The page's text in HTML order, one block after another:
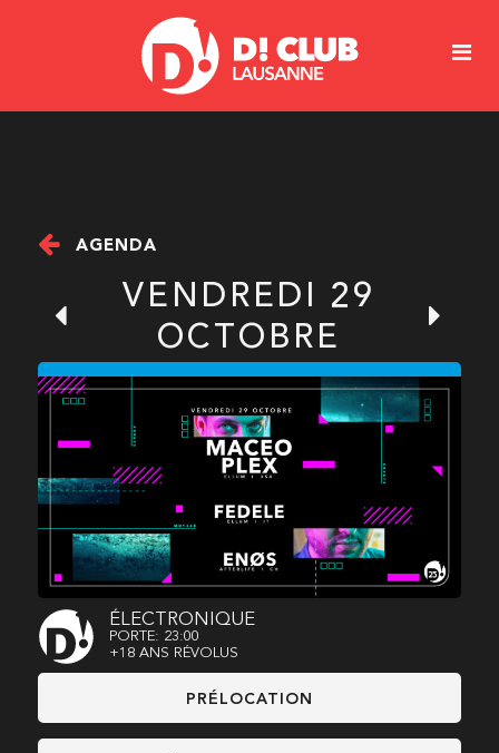
AGENDA
VENDREDI 29
OCTOBRE
ÉLECTRONIQUE
PORTE: 23:00
+18 ANS RÉVOLUS
PRÉLOCATION